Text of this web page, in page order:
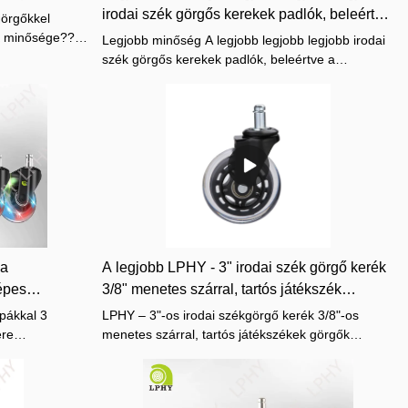
minősége??
V:Az
így Ön
a
mailt
a
legjobb
irodai szék görgős kerekek padlók, beleértve
a keményfát, tökéletes cserét
Legjobb minőség A legjobb legjobb legjobb irodai
szék görgős kerekek padlók, beleértve a
3
A legjobb LPHY - 3" irodai szék görgő kerék
3/8" menetes szárral, tartós játékszék
görgőkkel
LPHY – 3"-os irodai székgörgő kerék 3/8"-os
menetes szárral, tartós játékszékek görgők
székgörgők a piacon lévő hasonló termékekhez
képest összehasonlíthatatlanul kiemelkedő